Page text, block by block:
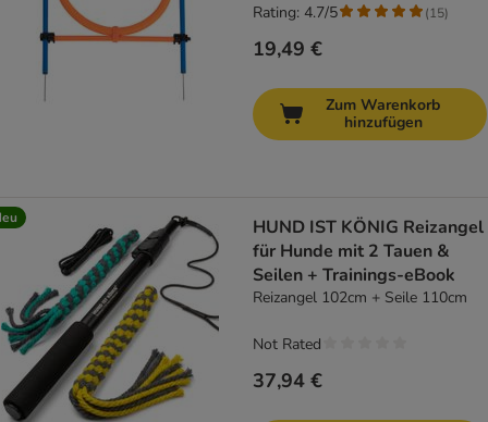
19,49 €
Rating: 4.7/5 (15)
Zum Warenkorb
hinzufügen
HUND IST KÖNIG Reizangel
für Hunde mit 2 Tauen &
Seilen + Trainings-eBook
Reizangel 102cm + Seile 110cm
37,94 €
Not Rated